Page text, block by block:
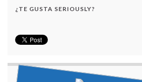
¿TE GUSTA SERIOUSLY?